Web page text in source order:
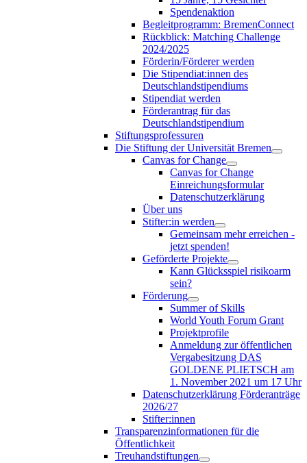
Spendenaktion
Begleitprogramm: BremenConnect
Rückblick: Matching Challenge
2024/2025
Förderin/Förderer werden
Die Stipendiat:innen des
Deutschlandstipendiums
Stipendiat werden
Förderantrag für das
Deutschlandstipendium
Stiftungsprofessuren
Die Stiftung der Universität Bremen
Canvas for Change
Canvas for Change
Einreichungsformular
Datenschutzerklärung
Über uns
Stifter:in werden
Gemeinsam mehr erreichen -
jetzt spenden!
Geförderte Projekte
Kann Glücksspiel risikoarm
sein?
Förderung
Summer of Skills
World Youth Forum Grant
Projektprofile
Anmeldung zur öffentlichen
Vergabesitzung DAS
GOLDENE PLIETSCH am
1. November 2021 um 17 Uhr
Datenschutzerklärung Förderanträge
2026/27
Stifter:innen
Transparenzinformationen für die
Öffentlichkeit
Treuhandstiftungen